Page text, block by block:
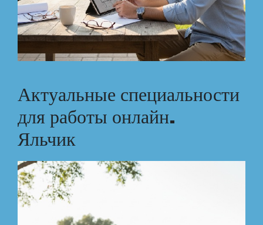
Актуальные специальности
для работы онлайн.
Яльчик